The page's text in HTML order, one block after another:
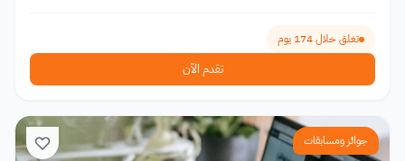
تغلق خلال 174 يوم
تقدم الآن
جوائز ومسابقات